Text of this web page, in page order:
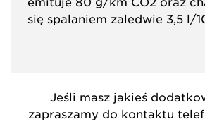
się spalaniem zaledwie 3,5 l/
Jeśli masz jakieś
zapraszamy do kontaktu